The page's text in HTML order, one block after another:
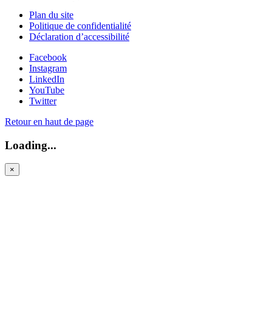
Plan du site
Politique de confidentialité
Déclaration d’accessibilité
Facebook
Instagram
LinkedIn
YouTube
Twitter
Retour en haut de page
Loading...
×